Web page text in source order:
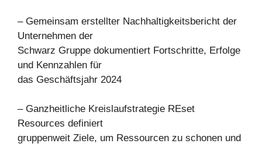
– Gemeinsam erstellter Nachhaltigkeitsbericht der
Unternehmen der
Schwarz Gruppe dokumentiert Fortschritte, Erfolge
und Kennzahlen für
das Geschäftsjahr 2024
– Ganzheitliche Kreislaufstrategie REset
Resources definiert
gruppenweit Ziele, um Ressourcen zu schonen und